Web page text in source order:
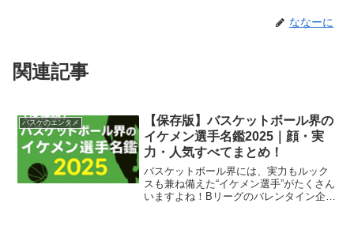
ななーに
関連記事
バスケのエンタメ
【保存版】バスケットボール界の
イケメン選手名鑑2025｜顔・実
力・人気すべてまとめ！
バスケットボール界には、実力もルック
スも兼ね備えた“イケメン選手”がたくさん
いますよね！Bリーグのバレンタイン企画